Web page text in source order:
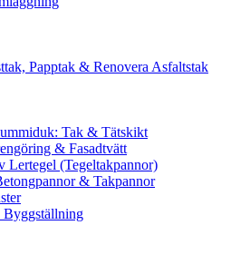
Papptak & Renovera Asfaltstak
Tak & Tätskikt
& Fasadtvätt
Lertegel (Tegeltakpannor)
& Takpannor